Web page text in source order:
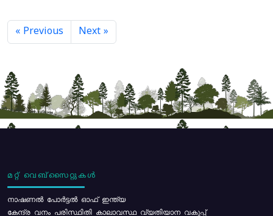
« Previous Next »
മറ്റ് വെബ്സൈറ്റുകൾ
നാഷണൽ പോർട്ടൽ ഓഫ് ഇന്ത്യ
കേന്ദ്ര വനം പരിസ്ഥിതി കാലാവസ്ഥ വ്യതിയാന വകുപ്പ്